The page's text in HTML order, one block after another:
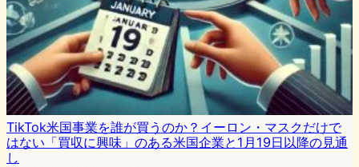
TikTok米国事業を誰が買うのか？イーロン・マスクだけで
はない「買収に興味」のある米国企業と1月19日以降の見通
し